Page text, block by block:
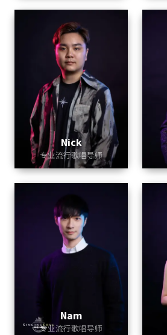
Nick
专业流行歌唱导师
Nam
专业流行歌唱导师